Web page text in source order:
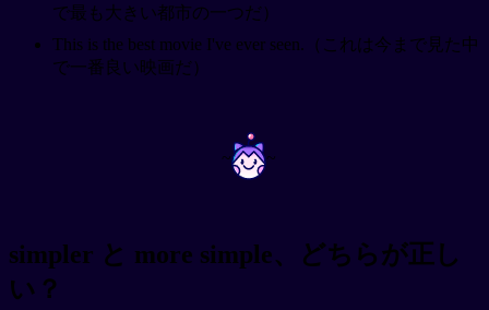
で最も大きい都市の一つだ）
This is the best movie I've ever seen.（これは今まで見た中
で一番良い映画だ）
~ ~
simpler と more simple、どちらが正し
い？